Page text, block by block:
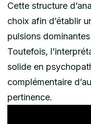
Cette structure
choix afin d’établir
pulsions
Toutefois,
solide en
complémentaire
pertinence.